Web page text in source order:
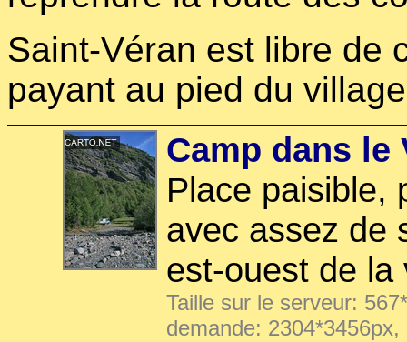
Saint-Véran est libre de
payant au pied du
Camp dans le
Place paisible,
avec assez de
est-ouest de la
Taille sur le serveur:
demande: